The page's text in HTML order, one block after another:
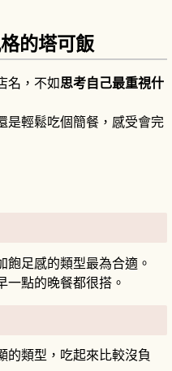
的塔可飯
名，不如思考自己最重視什
是輕鬆吃個簡餐，感受會完
飽足感的類型最為合適。
一點的晚餐都很搭。
的類型，吃起來比較沒負